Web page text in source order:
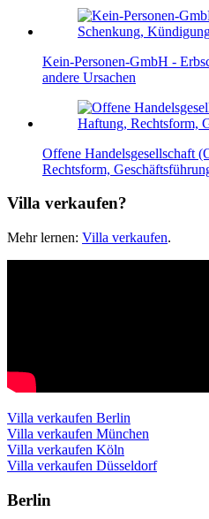
Kein-Personen-GmbH -
andere Ursachen
Offene Handelsgesellschaft
Rechtsform,
Villa verkaufen?
Mehr lernen: Villa verkaufen.
Villa verkaufen Berlin
Villa verkaufen München
Villa verkaufen Köln
Villa verkaufen Düsseldorf
Berlin